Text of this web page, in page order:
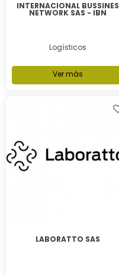
INTERNACIONAL BUSSINES
NETWORK SAS - IBN
Logísticos
Ver más
LABORATTO SAS